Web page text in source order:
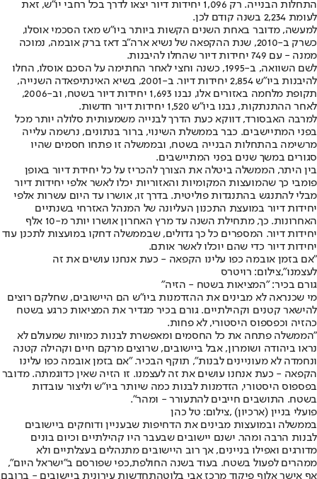
התחלות הבנייה. רק 1,096 יחידות דיור יצאו לדרך בכל רחבי יו"ש, זאת
לעומת 2,234 בשנה קודם לכן.
למעשה, מדובר באחת השנים הקשות ביותר ביו"ש מאז הסכמי אוסלו,
כשרק ב-2010, שנת ההקפאה של נשיא ארה"ב דאז ברק אובמה, נמוכה
ממנה - עם 749 יחידות דיור שהחלו להיבנות.
לשם השוואה, ב-1995, כשנה וחצי לאחר החתימה על הסכם אוסלו, החלו
להיבנות ביו"ש 2,854 יחידות דיור. ב-2001, בשיא האינתיפאדה השנייה,
תקופת מלחמה באזורים אלו, נבנו 1,693 יחידות דיור בשטח, וב-2006,
לאחר ההתנתקות, נבנו ביו"ש 1,520 יחידות דיור חדשות.
למרבה האבסורד, דווקא כעת הדרך לבנייה משמעותית סלולה יותר מכל
בפני המתיישבים. כבר בממשלת השינוי, ברור בנתונים, נרשמה עלייה
מרשימה בהתחלות הבנייה בשטח, ובממשלה זו פתחו חסמים שהיו
סגורים במשך שנים בפני המתיישבים.
בין היתר, הממשלה ביטלה את הצורך להכריז על כל יחידת דיור באופן
פומבי כך שהמועצות המקומיות והאזוריות יכלו לאשר אלפי יחידות דיור
מבלי להתנגש בהתנגדות פוליטית. בדרך זו, אושרו עד היום עשרות אלפי
יחידות דיור במועצת התכנון העליונה של המנהל האזרחי בשנתיים
האחרונות. כך, מתחילת השנה עד מרץ האחרון אושרו יותר מ-10 אלף
יחידות דיור. המספרים כל כך גדולים, שבממשלה דחקו במועצות לתכנן עוד
יחידות דיור כדי שהם יוכלו לאשר אותם.
"אם בזמן אובמה כפו עלינו הקפאה - כעת אנחנו עושים את זה
לעצמנו",צילום: רויטרס
גורם בכיר: "המציאות בשטח - הזיה"
מי שכנראה לא מבינים את ההזדמנות ביו"ש הם היישובים, שחלקם רוצים
להישאר קטנים וקהילתיים. גורם בכיר מגדיר את המציאות כרגע בשטח
כהזיה וכפספוס היסטורי, לא פחות.
"הממשלה פתחה את כל החסמים ומאפשרת לבנות כמויות שמעולם לא
נראו ביהודה ושומרון, אבל ביישובים, שרוצים מרקם חיים וקהילה קטנה
ונחמדה לא מעוניינים לבנות", תוקף הבכיר. "אם בזמן אובמה כפו עלינו
הקפאה - כעת אנחנו עושים את זה לעצמנו. זו הזיה שאין כדוגמתה. מדובר
בפספוס היסטורי, הזדמנות לבנות כמה שיותר ביו"ש וליצור עובדות
בשטח. התושבים חייבים להתעורר - ומהר".
פועלי בניין (ארכיון) ,צילום: טל כהן
בממשלה ובמועצות מבינים את הדחיפות שבעניין ודוחקים ביישובים
לבנות הרבה ומהר. ישנם יישובים שבעבר היו קהילתיים וכיום בונים
מדורגים ואפילו בניינים, אך רוב היישובים מתנהלים בעצלתיים ולא
ממהרים לפעול בשטח. בעוד בשנה החולפת,כפי שפורסם ב"ישראל היום",
אף אישר אלוף פיקוד מרכז אבי בלוטהתחדשות עירונית ביישובים - ברובם